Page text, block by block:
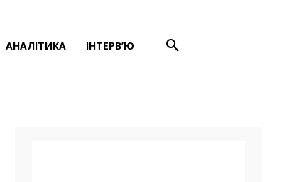
АНАЛІТИКА ІНТЕРВ’Ю